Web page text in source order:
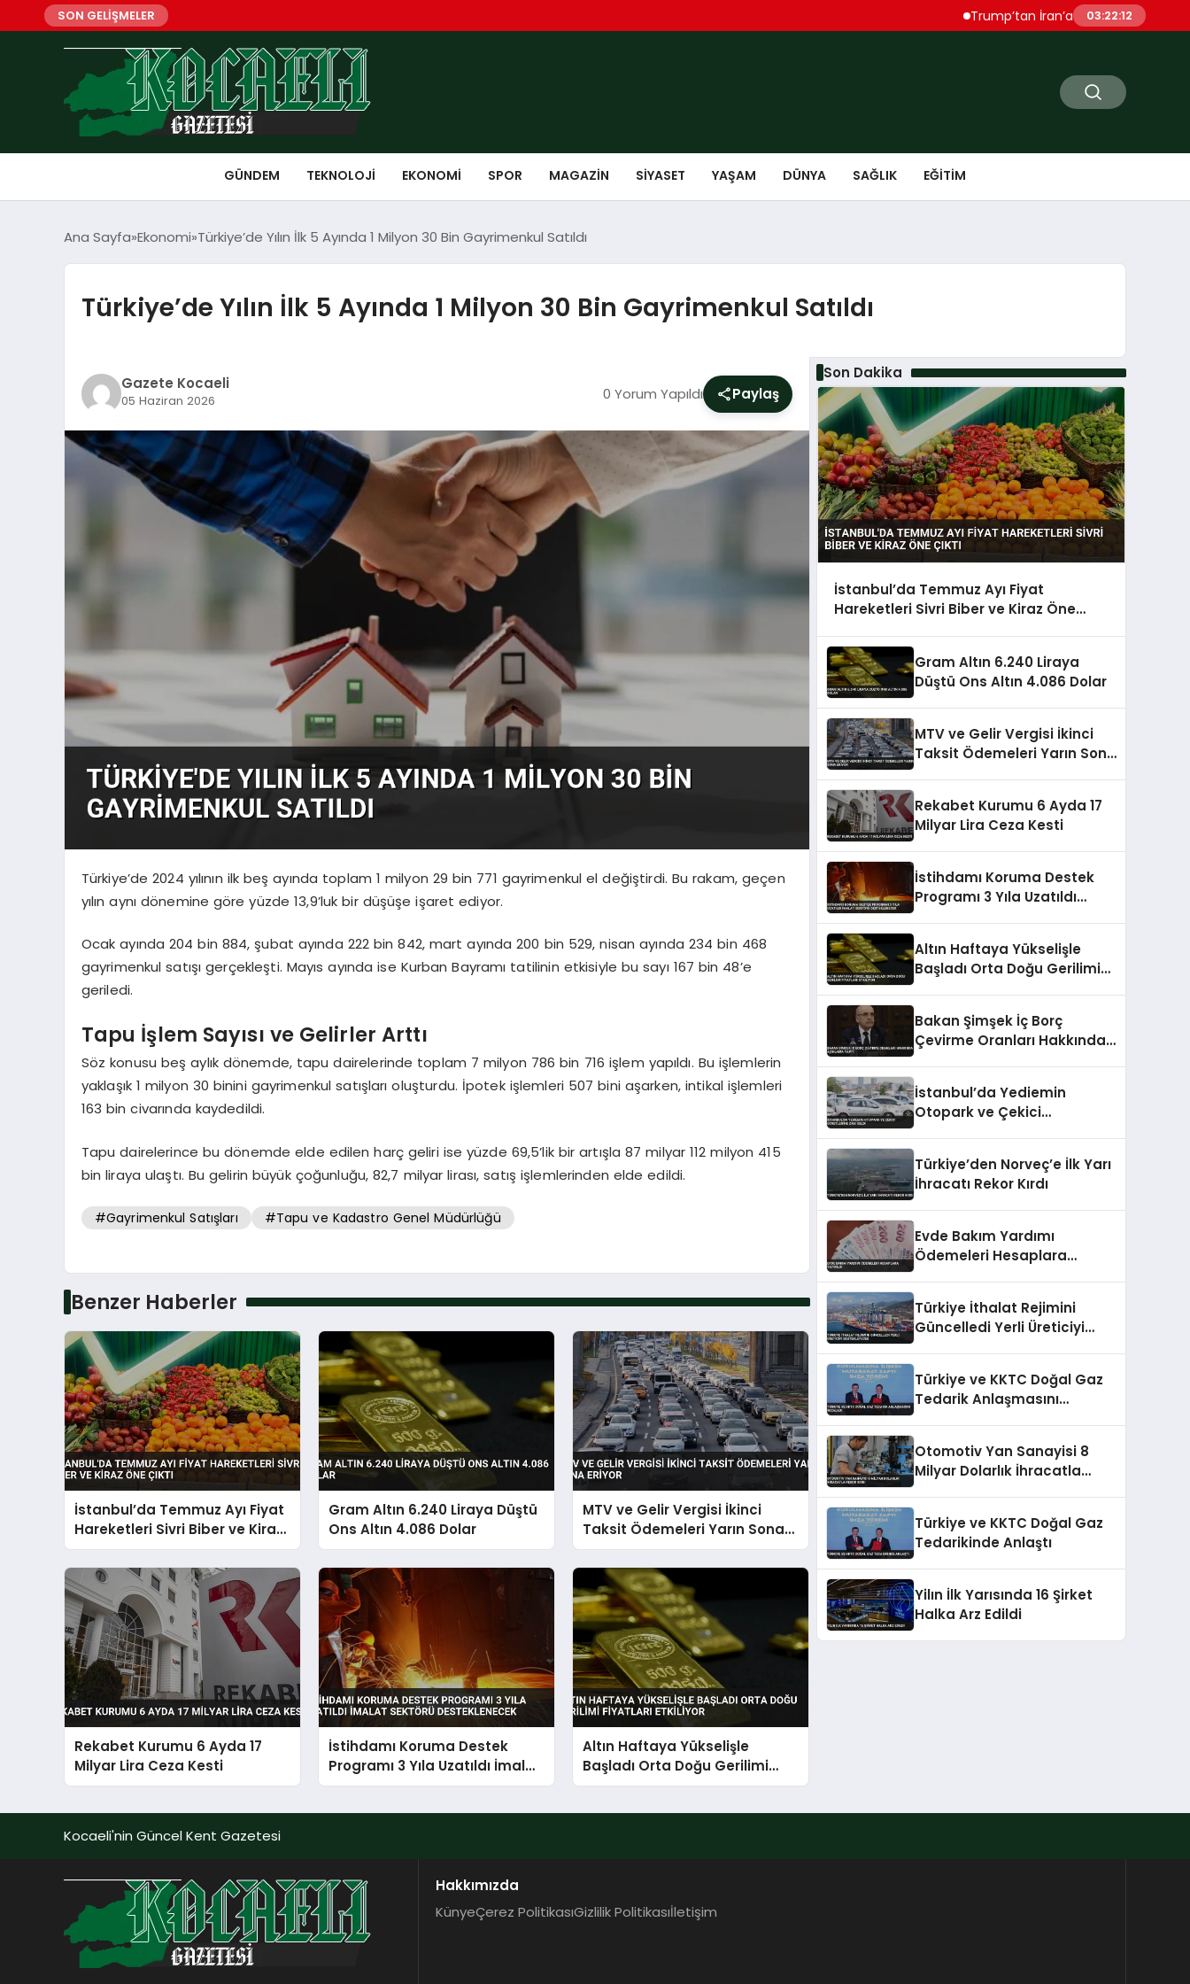
SON GELİŞMELER Trump’tan İran’a Sert Uyarı “Çok Ağır
03:22:13
GÜNDEM TEKNOLOJI EKONOMI SPOR MAGAZIN SIYASET YAŞAM DÜNYA SAĞLIK EĞITIM
Ana Sayfa Ekonomi Türkiye’de Yılın İlk 5 Ayında 1 Milyon 30 Bin Gayrimenkul Satıldı
Türkiye’de Yılın İlk 5 Ayında 1 Milyon 30 Bin Gayrimenkul Satıldı
Gazete Kocaeli
05 Haziran 2026 0 Yorum Yapıldı Paylaş
Türkiye’de 2024 yılının ilk beş ayında toplam 1 milyon 29 bin 771 gayrimenkul el değiştirdi. Bu rakam, geçen
yılın aynı dönemine göre yüzde 13,9’luk bir düşüşe işaret ediyor.
Ocak ayında 204 bin 884, şubat ayında 222 bin 842, mart ayında 200 bin 529, nisan ayında 234 bin 468
gayrimenkul satışı gerçekleşti. Mayıs ayında ise Kurban Bayramı tatilinin etkisiyle bu sayı 167 bin 48’e
geriledi.
Tapu İşlem Sayısı ve Gelirler Arttı
Söz konusu beş aylık dönemde, tapu dairelerinde toplam 7 milyon 786 bin 716 işlem yapıldı. Bu işlemlerin
yaklaşık 1 milyon 30 binini gayrimenkul satışları oluşturdu. İpotek işlemleri 507 bini aşarken, intikal işlemleri
163 bin civarında kaydedildi.
Tapu dairelerince bu dönemde elde edilen harç geliri ise yüzde 69,5’lik bir artışla 87 milyar 112 milyon 415
bin liraya ulaştı. Bu gelirin büyük çoğunluğu, 82,7 milyar lirası, satış işlemlerinden elde edildi.
#Gayrimenkul Satışları #Tapu ve Kadastro Genel Müdürlüğü
Benzer Haberler
İstanbul’da Temmuz Ayı Fiyat
Hareketleri Sivri Biber ve Kiraz
Öne Çıktı
Gram Altın 6.240 Liraya Düştü
Ons Altın 4.086 Dolar
MTV ve Gelir Vergisi İkinci
Taksit Ödemeleri Yarın Sona
Eriyor
Rekabet Kurumu 6 Ayda 17
Milyar Lira Ceza Kesti
İstihdamı Koruma Destek
Programı 3 Yıla Uzatıldı İmalat
Sektörü Desteklenecek
Altın Haftaya Yükselişle
Başladı Orta Doğu Gerilimi
Fiyatları Etkiliyor
Son Dakika
İstanbul’da Temmuz Ayı Fiyat
Hareketleri Sivri Biber ve Kiraz Öne
Gram Altın 6.240 Liraya
Düştü Ons Altın 4.086 Dolar
MTV ve Gelir Vergisi İkinci
Taksit Ödemeleri Yarın Sona
Rekabet Kurumu 6 Ayda 17
Milyar Lira Ceza Kesti
İstihdamı Koruma Destek
Programı 3 Yıla Uzatıldı
Altın Haftaya Yükselişle
Başladı Orta Doğu Gerilimi
Bakan Şimşek İç Borç
Çevirme Oranları Hakkında
İstanbul’da Yediemin
Otopark ve Çekici
Türkiye’den Norveç’e İlk Yarı
İhracatı Rekor Kırdı
Evde Bakım Yardımı
Ödemeleri Hesaplara
Türkiye İthalat Rejimini
Güncelledi Yerli Üreticiyi
Türkiye ve KKTC Doğal Gaz
Tedarik Anlaşmasını
Otomotiv Yan Sanayisi 8
Milyar Dolarlık İhracatla
Türkiye ve KKTC Doğal Gaz
Tedarikinde Anlaştı
Yilın İlk Yarısında 16 Şirket
Halka Arz Edildi
Kocaeli'nin Güncel Kent Gazetesi
Hakkımızda
KünyeÇerez PolitikasıGizlilik Politikasıİletişim